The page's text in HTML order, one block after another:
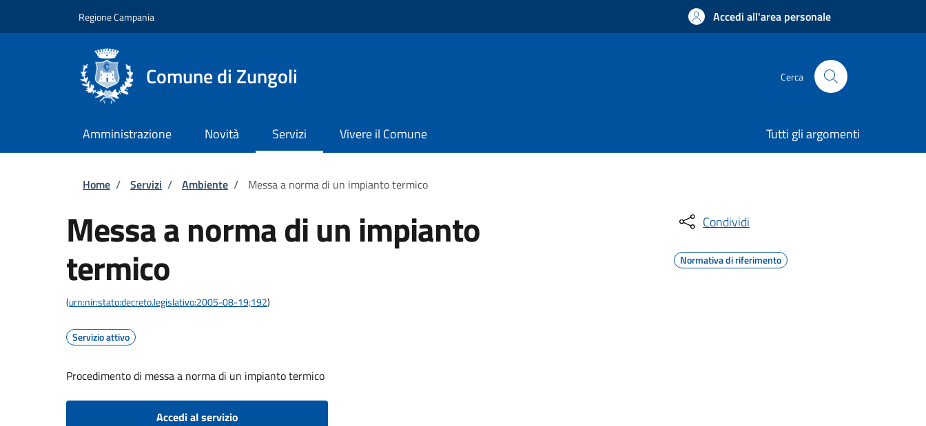
Regione Campania Accedi all'area personale
Comune di Zungoli Cerca
Amministrazione Novità Servizi Vivere il Comune Tutti gli argomenti
Briciole di pane
Home / Servizi / Ambiente / Messa a norma di un impianto termico
Messa a norma di un impianto
termico
(urn:nir:stato:decreto.legislativo:2005-08-19;192)
Servizio attivo
Procedimento di messa a norma di un impianto termico
Accedi al servizio
Condividi
Normativa di riferimento